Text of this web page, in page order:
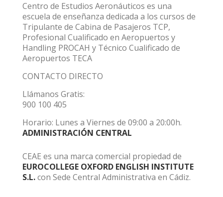
Centro de Estudios Aeronáuticos es una
escuela de enseñanza dedicada a los cursos de
Tripulante de Cabina de Pasajeros TCP,
Profesional Cualificado en Aeropuertos y
Handling PROCAH y Técnico Cualificado de
Aeropuertos TECA
CONTACTO DIRECTO
Llámanos Gratis:
900 100 405
Horario: Lunes a Viernes de 09:00 a 20:00h.
ADMINISTRACIÓN CENTRAL
CEAE es una marca comercial propiedad de
EUROCOLLEGE OXFORD ENGLISH INSTITUTE
S.L.con Sede Central Administrativa en Cádiz.